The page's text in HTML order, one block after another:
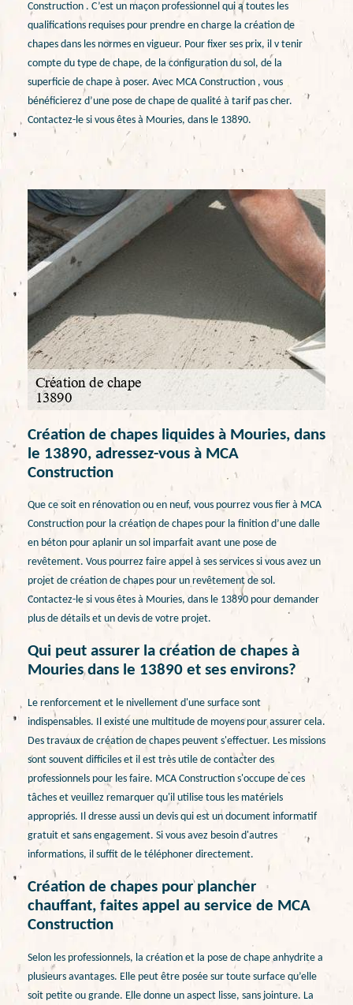
Construction . C’est un maçon professionnel qui a toutes les
qualifications requises pour prendre en charge la création de
chapes dans les normes en vigueur. Pour fixer ses prix, il v tenir
compte du type de chape, de la configuration du sol, de la
superficie de chape à poser. Avec MCA Construction , vous
bénéficierez d’une pose de chape de qualité à tarif pas cher.
Contactez-le si vous êtes à Mouries, dans le 13890.
Création de chapes liquides à Mouries, dans
le 13890, adressez-vous à MCA
Construction
Que ce soit en rénovation ou en neuf, vous pourrez vous fier à MCA
Construction pour la création de chapes pour la finition d’une dalle
en béton pour aplanir un sol imparfait avant une pose de
revêtement. Vous pourrez faire appel à ses services si vous avez un
projet de création de chapes pour un revêtement de sol.
Contactez-le si vous êtes à Mouries, dans le 13890 pour demander
plus de détails et un devis de votre projet.
Qui peut assurer la création de chapes à
Mouries dans le 13890 et ses environs?
Le renforcement et le nivellement d'une surface sont
indispensables. Il existe une multitude de moyens pour assurer cela.
Des travaux de création de chapes peuvent s'effectuer. Les missions
sont souvent difficiles et il est très utile de contacter des
professionnels pour les faire. MCA Construction s'occupe de ces
tâches et veuillez remarquer qu'il utilise tous les matériels
appropriés. Il dresse aussi un devis qui est un document informatif
gratuit et sans engagement. Si vous avez besoin d'autres
informations, il suffit de le téléphoner directement.
Création de chapes pour plancher
chauffant, faites appel au service de MCA
Construction
Selon les professionnels, la création et la pose de chape anhydrite a
plusieurs avantages. Elle peut être posée sur toute surface qu’elle
soit petite ou grande. Elle donne un aspect lisse, sans jointure. La